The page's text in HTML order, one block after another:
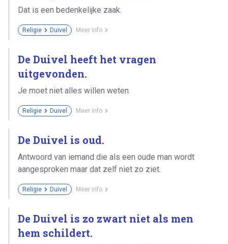
Dat is een bedenkelijke zaak.
Religie Duivel Meer info
De Duivel heeft het vragen
uitgevonden.
Je moet niet alles willen weten.
Religie Duivel Meer info
De Duivel is oud.
Antwoord van iemand die als een oude man wordt
aangesproken maar dat zelf niet zo ziet.
Religie Duivel Meer info
De Duivel is zo zwart niet als men
hem schildert.